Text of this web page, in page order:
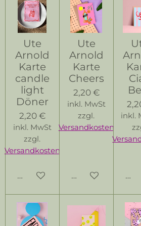
Ute
Arnold
Karte
candle
light
Döner
2,20 €
inkl. MwSt
zzgl.
Versandkosten
In den Warenkorb
Ute
Arnold
Karte
Cheers
2,20 €
inkl. MwSt
zzgl.
Versandkosten
In den
inkl.
In